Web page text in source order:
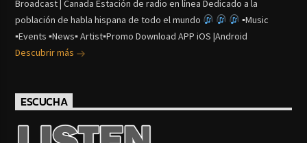
Broadcast | Canada Estación de radio en línea Dedicado a la
población de habla hispana de todo el mundo
▪Music
▪Events ▪News▪ Artist▪Promo Download APP iOS |Android
Descubrir más
ESCUCHA